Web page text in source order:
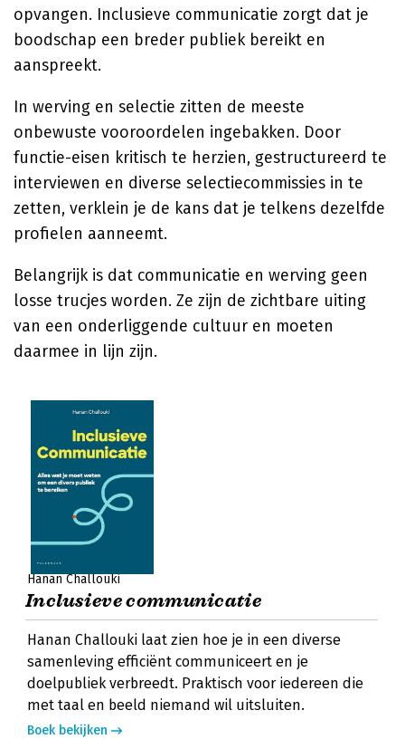
opvangen. Inclusieve communicatie zorgt dat je
boodschap een breder publiek bereikt en
aanspreekt.
In werving en selectie zitten de meeste
onbewuste vooroordelen ingebakken. Door
functie-eisen kritisch te herzien, gestructureerd te
interviewen en diverse selectiecommissies in te
zetten, verklein je de kans dat je telkens dezelfde
profielen aanneemt.
Belangrijk is dat communicatie en werving geen
losse trucjes worden. Ze zijn de zichtbare uiting
van een onderliggende cultuur en moeten
daarmee in lijn zijn.
Hanan Challouki
Inclusieve communicatie
Hanan Challouki laat zien hoe je in een diverse
samenleving efficiënt communiceert en je
doelpubliek verbreedt. Praktisch voor iedereen die
met taal en beeld niemand wil uitsluiten.
Boek bekijken